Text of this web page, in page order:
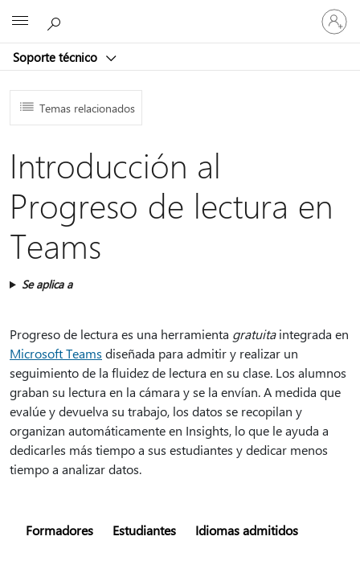
Soporte técnico
Iniciar
sesión
en
cuenta
Temas relacionados
Introducción al
Progreso de lectura en
Teams
Se aplica a
Progreso de lectura es una herramienta gratuitaintegrada en
Microsoft Teams diseñada para admitir y realizar un
seguimiento de la fluidez de lectura en su clase. Los alumnos
graban su lectura en la cámara y se la envían. A medida que
evalúe y devuelva su trabajo, los datos se recopilan y
organizan automáticamente en Insights, lo que le ayuda a
dedicarles más tiempo a sus estudiantes y dedicar menos
tiempo a analizar datos.
Formadores Estudiantes Idiomas admitidos